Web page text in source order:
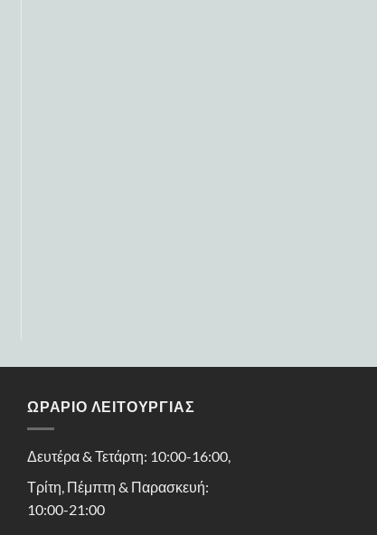
ΩΡΑΡΙΟ ΛΕΙΤΟΥΡΓΙΑΣ
Δευτέρα & Τετάρτη: 10:00-16:00,
Τρίτη, Πέμπτη & Παρασκευή:
10:00-21:00